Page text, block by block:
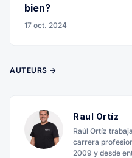
bien?
17 oct. 2024
AUTEURS →
Raul Ortíz
Raúl Ortíz
carrera
2009 y desde